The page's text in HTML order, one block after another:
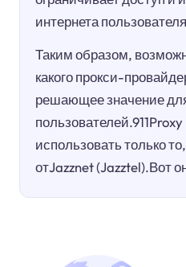
интернета
Таким образом,
какого прокси-
решающее значение
использовать только
отJazznet (Jazztel).Вот